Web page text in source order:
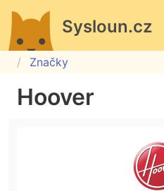
Sysloun.cz
Značky
Hoover